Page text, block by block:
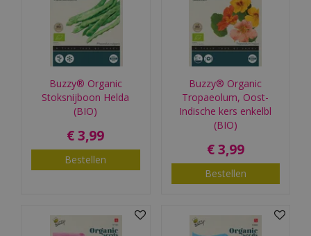
Buzzy® Organic
Stoksnijboon Helda
(BIO)
€ 3,99
Bestellen
Buzzy® Organic
Tropaeolum, Oost-
Indische kers enkelbl
(BIO)
€ 3,99
Bestellen